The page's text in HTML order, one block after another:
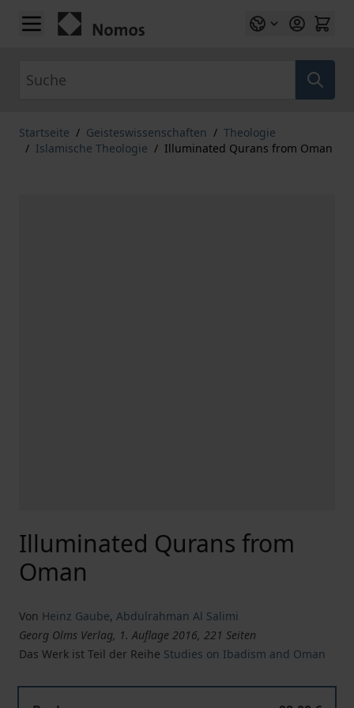
Zum Inhalt springen
Startseite / Geisteswissenschaften / Theologie
/ Islamische Theologie / Illuminated Qurans from Oman
Illuminated Qurans from
Oman
Von Heinz Gaube, Abdulrahman Al Salimi
Georg Olms Verlag, 1. Auflage 2016, 221 Seiten
Das Werk ist Teil der Reihe Studies on Ibadism and Oman